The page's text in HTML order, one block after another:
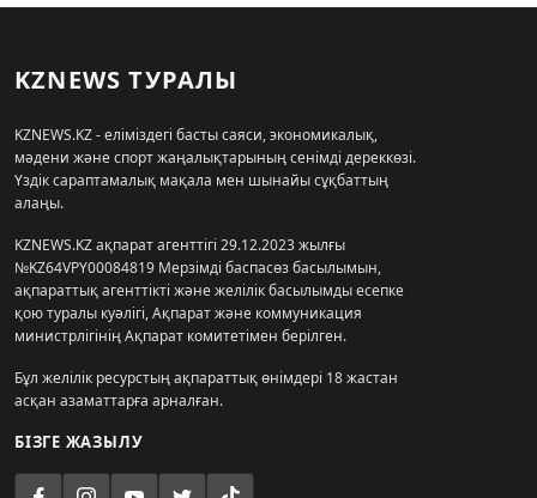
KZNEWS ТУРАЛЫ
KZNEWS.KZ - еліміздегі басты саяси, экономикалық,
мәдени және спорт жаңалықтарының сенімді дереккөзі.
Үздік сараптамалық мақала мен шынайы сұқбаттың
алаңы.
KZNEWS.KZ ақпарат агенттігі 29.12.2023 жылғы
№KZ64VPY00084819 Мерзімді баспасөз басылымын,
ақпараттық агенттікті және желілік басылымды есепке
қою туралы куәлігі, Ақпарат және коммуникация
министрлігінің Ақпарат комитетімен берілген.
Бұл желілік ресурстың ақпараттық өнімдері 18 жастан
асқан азаматтарға арналған.
БІЗГЕ ЖАЗЫЛУ